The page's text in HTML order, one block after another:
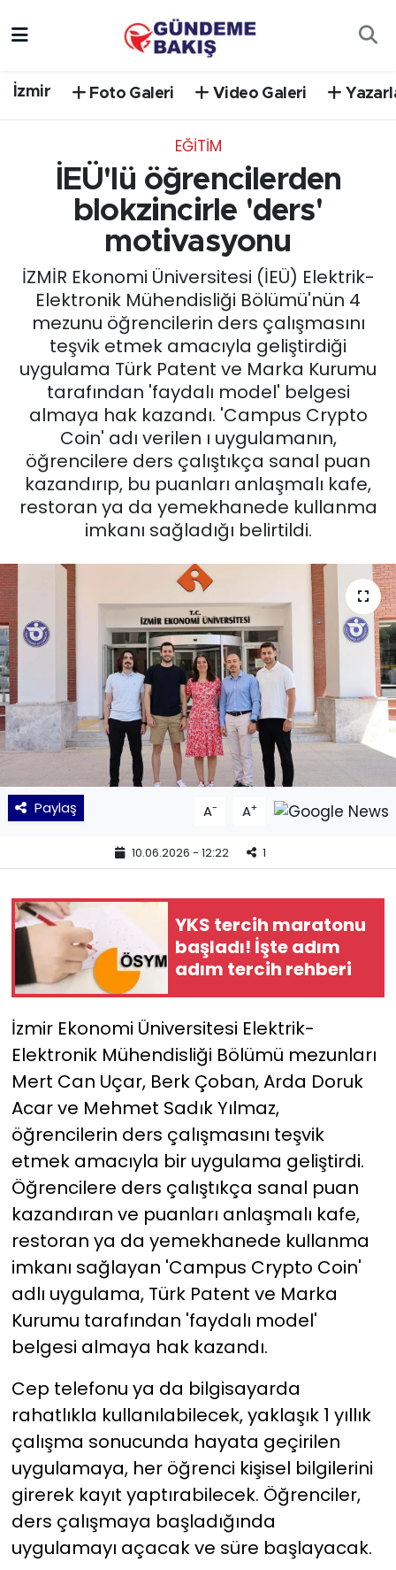
İzmir Foto Galeri Video Galeri
EĞİTİM
İEÜ'lü öğrencilerden
blokzincirle 'ders'
motivasyonu
İZMİR Ekonomi Üniversitesi (İEÜ) Elektrik-
Elektronik Mühendisliği Bölümü'nün 4
mezunu öğrencilerin ders çalışmasını
teşvik etmek amacıyla geliştirdiği
uygulama Türk Patent ve Marka Kurumu
tarafından 'faydalı model' belgesi
almaya hak kazandı. 'Campus Crypto
Coin' adı verilen ı uygulamanın,
öğrencilere ders çalıştıkça sanal puan
kazandırıp, bu puanları anlaşmalı kafe,
restoran ya da yemekhanede kullanma
imkanı sağladığı belirtildi.
Paylaş A- A+
10.06.2026 - 12:22 1
YKS tercih maratonu
başladı! İşte adım
adım tercih rehberi
İzmir Ekonomi Üniversitesi Elektrik-
Elektronik Mühendisliği Bölümü mezunları
Mert Can Uçar, Berk Çoban, Arda Doruk
Acar ve Mehmet Sadık Yılmaz,
öğrencilerin ders çalışmasını teşvik
etmek amacıyla bir uygulama geliştirdi.
Öğrencilere ders çalıştıkça sanal puan
kazandıran ve puanları anlaşmalı kafe,
restoran ya da yemekhanede kullanma
imkanı sağlayan 'Campus Crypto Coin'
adlı uygulama, Türk Patent ve Marka
Kurumu tarafından 'faydalı model'
belgesi almaya hak kazandı.
Cep telefonu ya da bilgisayarda
rahatlıkla kullanılabilecek, yaklaşık 1 yıllık
çalışma sonucunda hayata geçirilen
uygulamaya, her öğrenci kişisel bilgilerini
girerek kayıt yaptırabilecek. Öğrenciler,
ders çalışmaya başladığında
uygulamayı açacak ve süre başlayacak.
DÜNYA
EGE
EKONOMİ
English News
GÜNCEL
KÜLTÜR SANAT
MAGAZİN
POLİTİKA
SAĞLIK
Siyaset
SPOR
TEKNOLOJİ
Yaşam
YEREL POLİTİKA
Trafik Durumu
Süper Lig Puan Durumu ve Fikstür
Tüm Manşetler
Son Dakika Haberleri
Haber Arşivi